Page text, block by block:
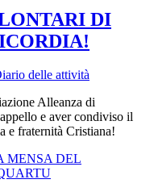
DI
delle attività
Alleanza di
e aver condiviso il
e fraternità Cristiana!